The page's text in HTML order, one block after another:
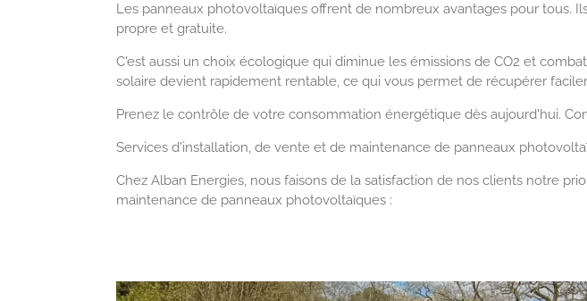
Les panneaux photovoltaïques offrent de nombreux avantages pour tous.
propre et gratuite.
C'est aussi un choix écologique qui diminue les émissions de CO2 et
solaire devient rapidement rentable, ce qui vous permet de récupérer
Prenez le contrôle de votre consommation énergétique dès aujourd'hui.
Services d'installation, de vente et de maintenance de panneaux
Chez Alban Energies, nous faisons de la satisfaction de nos clients notre
maintenance de panneaux photovoltaïques :